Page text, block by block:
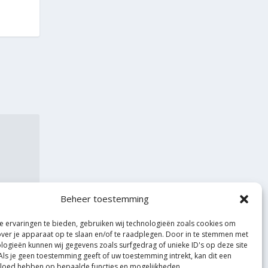
Beheer toestemming
ervaringen te bieden, gebruiken wij technologieën zoals cookies om
je apparaat op te slaan en/of te raadplegen. Door in te stemmen met
kunnen wij gegevens zoals surfgedrag of unieke ID's op deze site
je geen toestemming geeft of uw toestemming intrekt, kan dit een